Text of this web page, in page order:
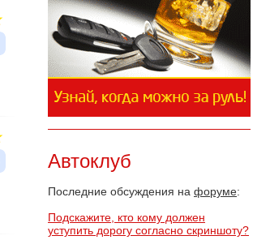
Автоклуб
Последние обсуждения на форуме:
Подскажите, кто кому должен
уступить дорогу согласно скриншоту?